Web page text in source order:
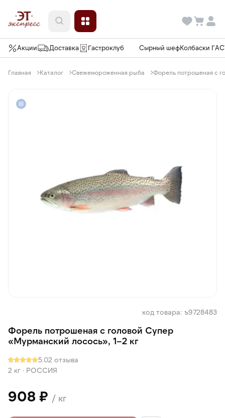
Акции Доставка Гастроклуб Сырный шефКолбаски
Главная Каталог Свежемороженная рыба Форель потрошеная с
код товара: ъ9728483
Форель потрошеная с головой Супер
«Мурманский лосось», 1–2 кг
5.02 отзыва
2 кг · РОССИЯ
908 ₽ / кг